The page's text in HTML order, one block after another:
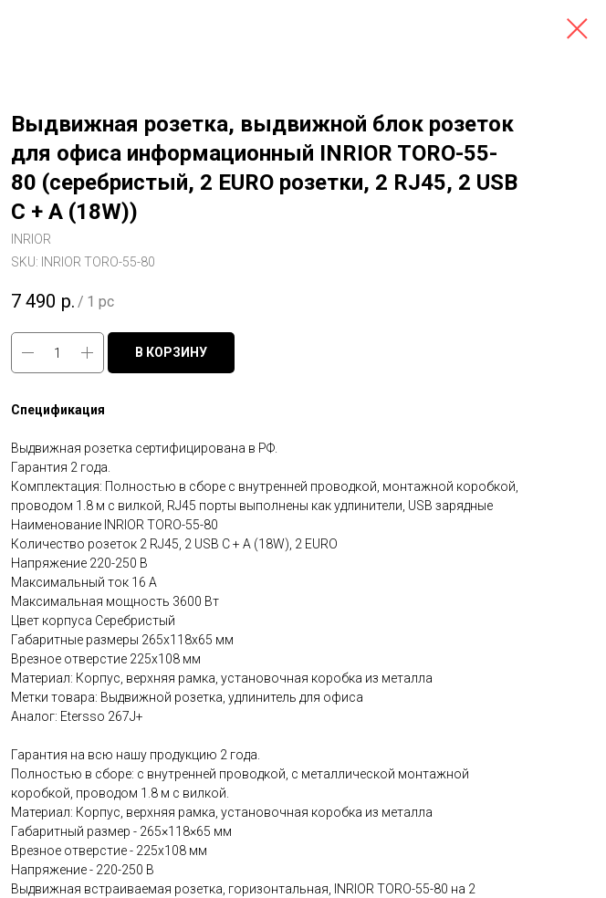
Выдвижная розетка, выдвижной блок розеток
для офиса информационный INRIOR TORO-55-
80 (серебристый, 2 EURO розетки, 2 RJ45, 2 USB
C + А (18W))
INRIOR
SKU: INRIOR TORO-55-80
7 490 р. / 1 pc
В КОРЗИНУ
Спецификация
Выдвижная розетка сертифицирована в РФ.
Гарантия 2 года.
Комплектация: Полностью в сборе с внутренней проводкой, монтажной коробкой,
проводом 1.8 м с вилкой, RJ45 порты выполнены как удлинители, USB зарядные
Наименование INRIOR TORO-55-80
Количество розеток 2 RJ45, 2 USB С + А (18W), 2 EURO
Напряжение 220-250 В
Максимальный ток 16 А
Максимальная мощность 3600 Вт
Цвет корпуса Серебристый
Габаритные размеры 265х118х65 мм
Врезное отверстие 225х108 мм
Материал: Корпус, верхняя рамка, установочная коробка из металла
Метки товара: Выдвижной розетка, удлинитель для офиса
Аналог: Etersso 267J+
Гарантия на всю нашу продукцию 2 года.
Полностью в сборе: с внутренней проводкой, с металлической монтажной
коробкой, проводом 1.8 м с вилкой.
Материал: Корпус, верхняя рамка, установочная коробка из металла
Габаритный размер - 265×118×65 мм
Врезное отверстие - 225х108 мм
Напряжение - 220-250 В
Выдвижная встраиваемая розетка, горизонтальная, INRIOR TORO-55-80 на 2